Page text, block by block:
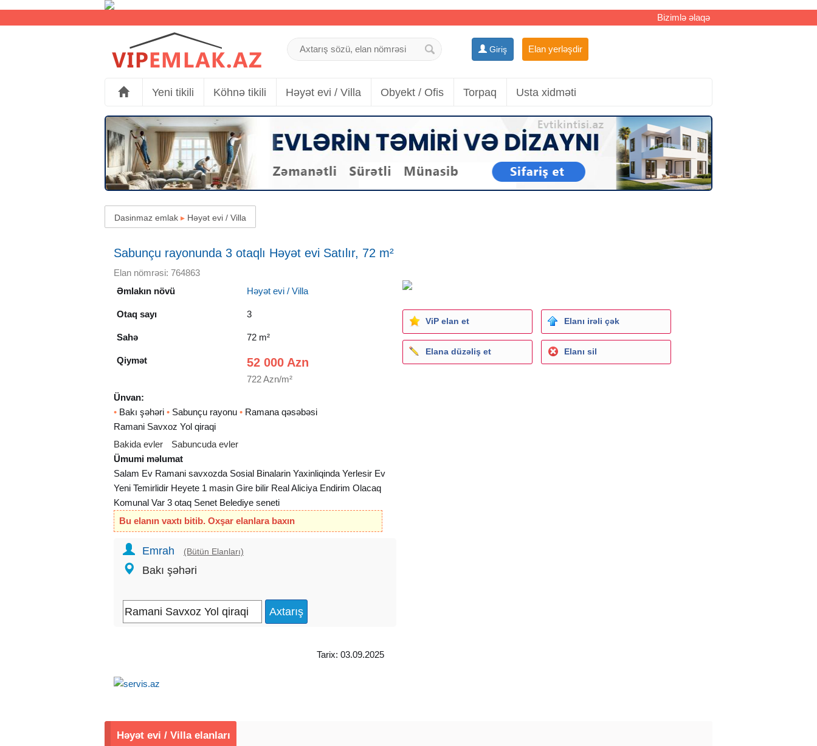
Bizimlə əlaqə
Giriş Elan yerləşdir
Yeni tikili Köhnə tikili Həyət evi / Villa Obyekt / Ofis Torpaq Usta xidməti
Dasinmaz emlak ▸ Həyət evi / Villa
Sabunçu rayonunda 3 otaqlı Həyət evi Satılır, 72 m²
Elan nömrəsi: 764863
Əmlakın növü
Həyət evi / Villa
Otaq sayı 3
Sahə 72 m²
Qiymət 52 000 Azn
722 Azn/m²
Ünvan:
• Bakı şəhəri • Sabunçu rayonu • Ramana qəsəbəsi
Ramani Savxoz Yol qiraqi
Bakida evler
Sabuncuda evler
Ümumi məlumat
Salam Ev Ramani savxozda Sosial Binalarin Yaxinliqinda Yerlesir Ev
Yeni Temirlidir Heyete 1 masin Gire bilir Real Aliciya Endirim Olacaq
Komunal Var 3 otaq Senet Belediye seneti
Bu elanın vaxtı bitib. Oxşar elanlara baxın
Emrah (Bütün Elanları)
Bakı şəhəri
Tarix: 03.09.2025
ViP elan et Elanı irəli çək
Elana düzəliş et Elanı sil
Həyət evi / Villa elanları